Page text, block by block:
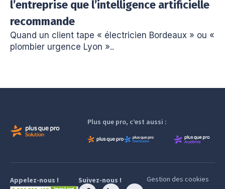
l’entreprise que l’intelligence artificielle
recommande
Quand un client tape « électricien Bordeaux » ou «
plombier urgence Lyon »..
Plus que pro, c’est aussi :
Appelez-nous ! Suivez-nous ! Gestion des cookies